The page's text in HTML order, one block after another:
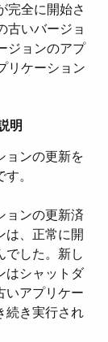
完全に開始さ
古いバージョ
ジョンのアプ
リケーション
明
ョンの更新を
。
ョンの更新済
は、正常に開
でした。新し
はシャットダ
いアプリケー
続き実行され